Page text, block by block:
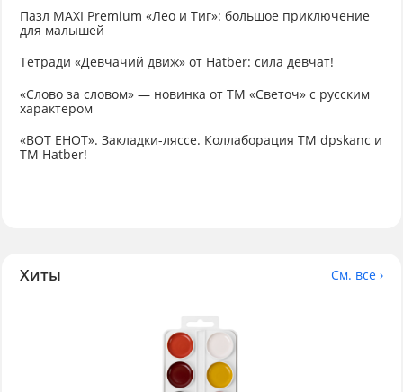
Пазл MAXI Premium «Лео и Тиг»: большое приключение
для малышей
Тетради «Девчачий движ» от Hatber: сила девчат!
«Слово за словом» — новинка от ТМ «Светоч» с русским
характером
«ВОТ ЕНОТ». Закладки-ляссе. Коллаборация TM dpskanc и
ТМ Hatber!
Хиты См. все ›